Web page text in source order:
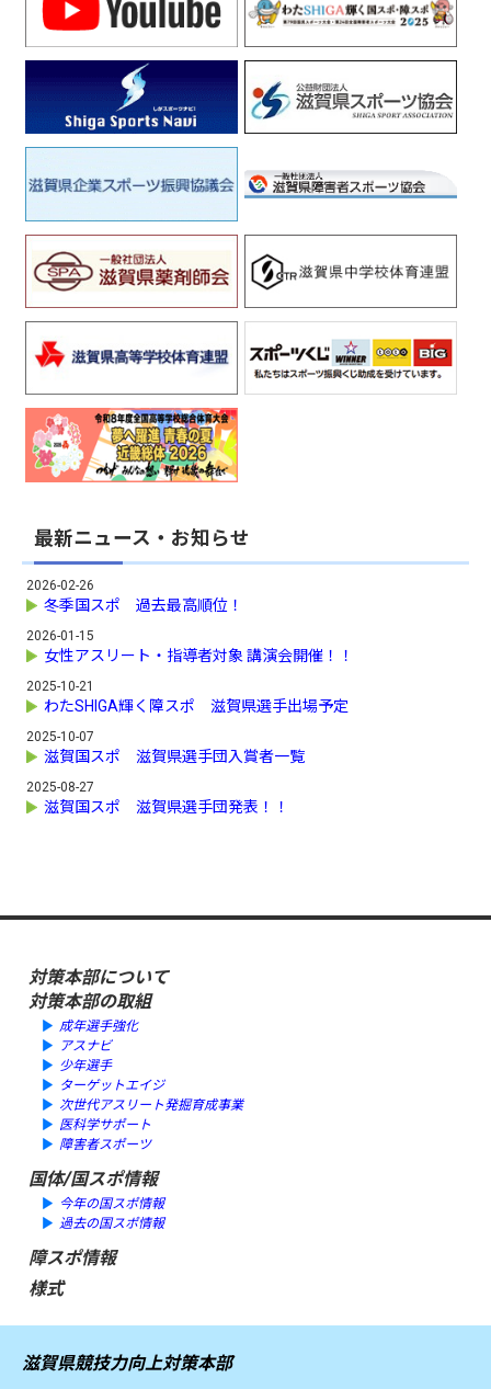
最新ニュース・お知らせ
2026-02-26
冬季国スポ 過去最高順位！
2026-01-15
女性アスリート・指導者対象 講演会開催！！
2025-10-21
わたSHIGA輝く障スポ 滋賀県選手出場予定
2025-10-07
滋賀国スポ 滋賀県選手団入賞者一覧
2025-08-27
滋賀国スポ 滋賀県選手団発表！！
対策本部について
対策本部の取組
成年選手強化
アスナビ
少年選手
ターゲットエイジ
次世代アスリート発掘育成事業
医科学サポート
障害者スポーツ
国体/国スポ情報
今年の国スポ情報
過去の国スポ情報
障スポ情報
様式
滋賀県競技力向上対策本部